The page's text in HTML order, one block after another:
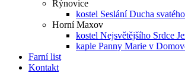
Rýnovice
kostel Seslání Ducha svatého
Horní Maxov
kostel Nejsvětějšího Srdce
kaple Panny Marie v
Farní list
Kontakt